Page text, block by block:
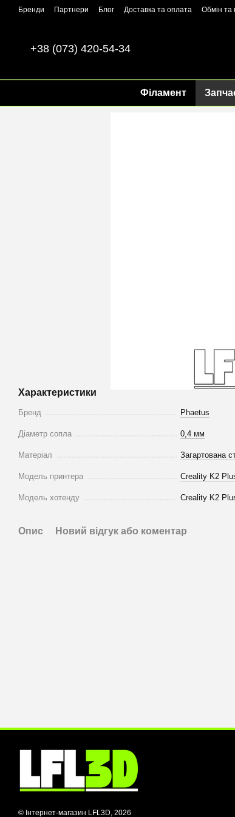
Перейти до основного контенту
Бренди Партнери Блог Доставка та оплата Обмін та
+38 (073) 420-54-34
Філамент
Характеристики
Бренд Phaetus
Діаметр сопла 0,4 мм
Матеріал Загартована
Модель принтера Creality K2
Модель хотенду Creality K2
Опис Новий відгук або коментар
© Інтернет-магазин LFL3D, 2026